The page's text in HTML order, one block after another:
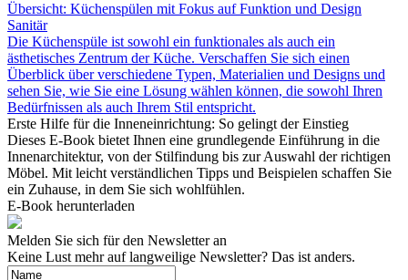
Übersicht: Küchenspülen mit Fokus auf Funktion und Design
Sanitär
Die Küchenspüle ist sowohl ein funktionales als auch ein
ästhetisches Zentrum der Küche. Verschaffen Sie sich einen
Überblick über verschiedene Typen, Materialien und Designs und
sehen Sie, wie Sie eine Lösung wählen können, die sowohl Ihren
Bedürfnissen als auch Ihrem Stil entspricht.
Erste Hilfe für die Inneneinrichtung: So gelingt der Einstieg
Dieses E-Book bietet Ihnen eine grundlegende Einführung in die
Innenarchitektur, von der Stilfindung bis zur Auswahl der richtigen
Möbel. Mit leicht verständlichen Tipps und Beispielen schaffen Sie
ein Zuhause, in dem Sie sich wohlfühlen.
E-Book herunterladen
Melden Sie sich für den Newsletter an
Keine Lust mehr auf langweilige Newsletter? Das ist anders.